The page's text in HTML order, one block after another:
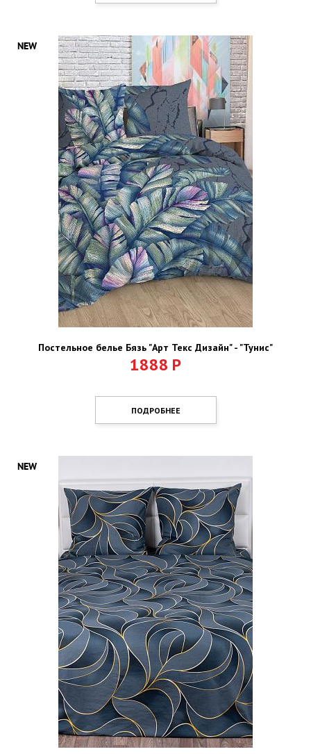
Постельное белье Бязь "Арт Текс Дизайн" - "Тунис"
1888 Р
ПОДРОБНЕЕ